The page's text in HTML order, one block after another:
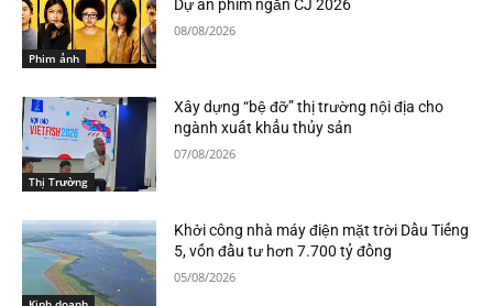
Phim ảnh
Dự án phim ngắn CJ 2026
08/08/2026
Thị Trường
Xây dựng “bệ đỡ” thị trường nội địa cho
ngành xuất khẩu thủy sản
07/08/2026
Khởi công nhà máy điện mặt trời Dầu Tiếng
5, vốn đầu tư hơn 7.700 tỷ đồng
05/08/2026